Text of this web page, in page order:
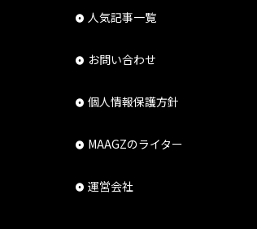
人気記事一覧
お問い合わせ
個人情報保護方針
MAAGZのライター
運営会社